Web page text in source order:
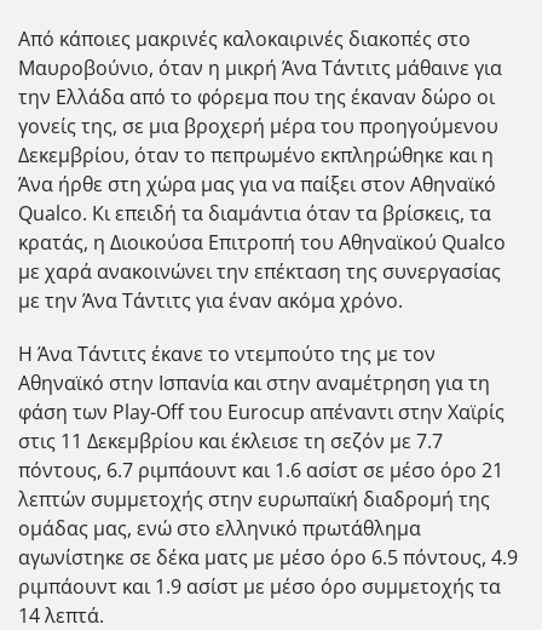
Από κάποιες μακρινές καλοκαιρινές διακοπές στο
Μαυροβούνιο, όταν η μικρή Άνα Τάντιτς μάθαινε για
την Ελλάδα από το φόρεμα που της έκαναν δώρο οι
γονείς της, σε μια βροχερή μέρα του προηγούμενου
Δεκεμβρίου, όταν το πεπρωμένο εκπληρώθηκε και η
Άνα ήρθε στη χώρα μας για να παίξει στον Αθηναϊκό
Qualco. Κι επειδή τα διαμάντια όταν τα βρίσκεις, τα
κρατάς, η Διοικούσα Επιτροπή του Αθηναϊκού Qualco
με χαρά ανακοινώνει την επέκταση της συνεργασίας
με την Άνα Τάντιτς για έναν ακόμα χρόνο.
Η Άνα Τάντιτς έκανε το ντεμπούτο της με τον
Αθηναϊκό στην Ισπανία και στην αναμέτρηση για τη
φάση των Play-Off του Eurocup απέναντι στην Χαϊρίς
στις 11 Δεκεμβρίου και έκλεισε τη σεζόν με 7.7
πόντους, 6.7 ριμπάουντ και 1.6 ασίστ σε μέσο όρο 21
λεπτών συμμετοχής στην ευρωπαϊκή διαδρομή της
ομάδας μας, ενώ στο ελληνικό πρωτάθλημα
αγωνίστηκε σε δέκα ματς με μέσο όρο 6.5 πόντους, 4.9
ριμπάουντ και 1.9 ασίστ με μέσο όρο συμμετοχής τα
14 λεπτά.